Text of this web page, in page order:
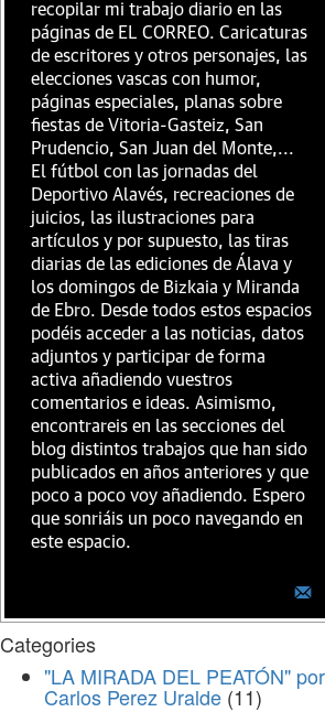
recopilar mi trabajo diario en las
páginas de EL CORREO. Caricaturas
de escritores y otros personajes, las
elecciones vascas con humor,
páginas especiales, planas sobre
fiestas de Vitoria-Gasteiz, San
Prudencio, San Juan del Monte,...
El fútbol con las jornadas del
Deportivo Alavés, recreaciones de
juicios, las ilustraciones para
artículos y por supuesto, las tiras
diarias de las ediciones de Álava y
los domingos de Bizkaia y Miranda
de Ebro. Desde todos estos espacios
podéis acceder a las noticias, datos
adjuntos y participar de forma
activa añadiendo vuestros
comentarios e ideas. Asimismo,
encontrareis en las secciones del
blog distintos trabajos que han sido
publicados en años anteriores y que
poco a poco voy añadiendo. Espero
que sonriáis un poco navegando en
este espacio.
Categories
"LA MIRADA DEL PEATÓN" por
Carlos Perez Uralde (11)